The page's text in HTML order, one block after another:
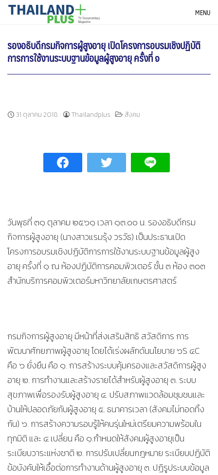
SkipTHAILANDPLUS NEWS MENU
รองอธิบดีกรมกิจการผู้สูงอายุ เปิดโครงการอบรมเชิงปฏิบัติ
การการใช้งานระบบฐานข้อมูลผู้สูงอายุ ครั้งที่ ๑
31 ตุลาคม 2018 Thailandplus สังคม
วันพุธที่ ๓๑ ตุลาคม ๒๕๖๑ เวลา ๑๓.๐๐ น. รองอธิบดีกรม
กิจการผู้สูงอายุ (นางสาวแรมรุ้ง วรวัธ) เป็นประธานเปิด
โครงการอบรมเชิงปฏิบัติการการใช้งานระบบฐานข้อมูลผู้สูง
อายุ ครั้งที่ ๑ ณ ห้องปฏิบัติการคอมพิวเตอร์ ชั้น ๓ ห้อง ๓๐๓
สำนักบริการคอมพิวเตอร์มหาวิทยาลัยเกษตรศาสตร์
กรมกิจการผู้สูงอายุ มีหน้าที่ส่งเสริมสิทธิ สวัสดิการ การ
พัฒนาศักยภาพผู้สูงอายุ โดยได้เร่งผลักดันนโยบาย ๖S ๔C
คือ ๖ ยั่งยืน คือ ๑. การสร้างระบบคุ้มครองและสวัสดิการผู้สูง
อายุ ๒. การทำงานและสร้างรายได้สำหรับผู้สูงอายุ ๓. ระบบ
สุขภาพเพื่อรองรับผู้สูงอายุ ๔. ปรับสภาพแวดล้อมชุมชนและ
บ้านให้ปลอดภัยกับผู้สูงอายุ ๕. ธนาคารเวลา (สังคมไม่ทอดทิ้ง
กัน) ๖. การสร้างความรอบรู้ให้คนรุ่นใหม่เตรียมความพร้อมใน
ทุกมิติ และ ๔ เปลี่ยน คือ ๑.กำหนดให้สังคมผู้สูงอายุเป็น
ระเบียบวาระแห่งชาติ ๒. การปรับเปลี่ยนกฎหมาย ระเบียบปฏิบัติ
ข้อบังคับให้เอื้อต่อการทำงานด้านผู้สูงอายุ ๓. ปฏิรูประบบข้อมูล